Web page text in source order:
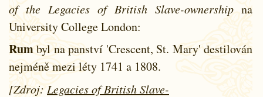
of the Legacies of British Slave-ownership na
University College London:
Rumbyl na panství 'Crescent, St. Mary' destilován
nejméně mezi léty 1741 a 1808.
[Zdroj: Legacies of British Slave-